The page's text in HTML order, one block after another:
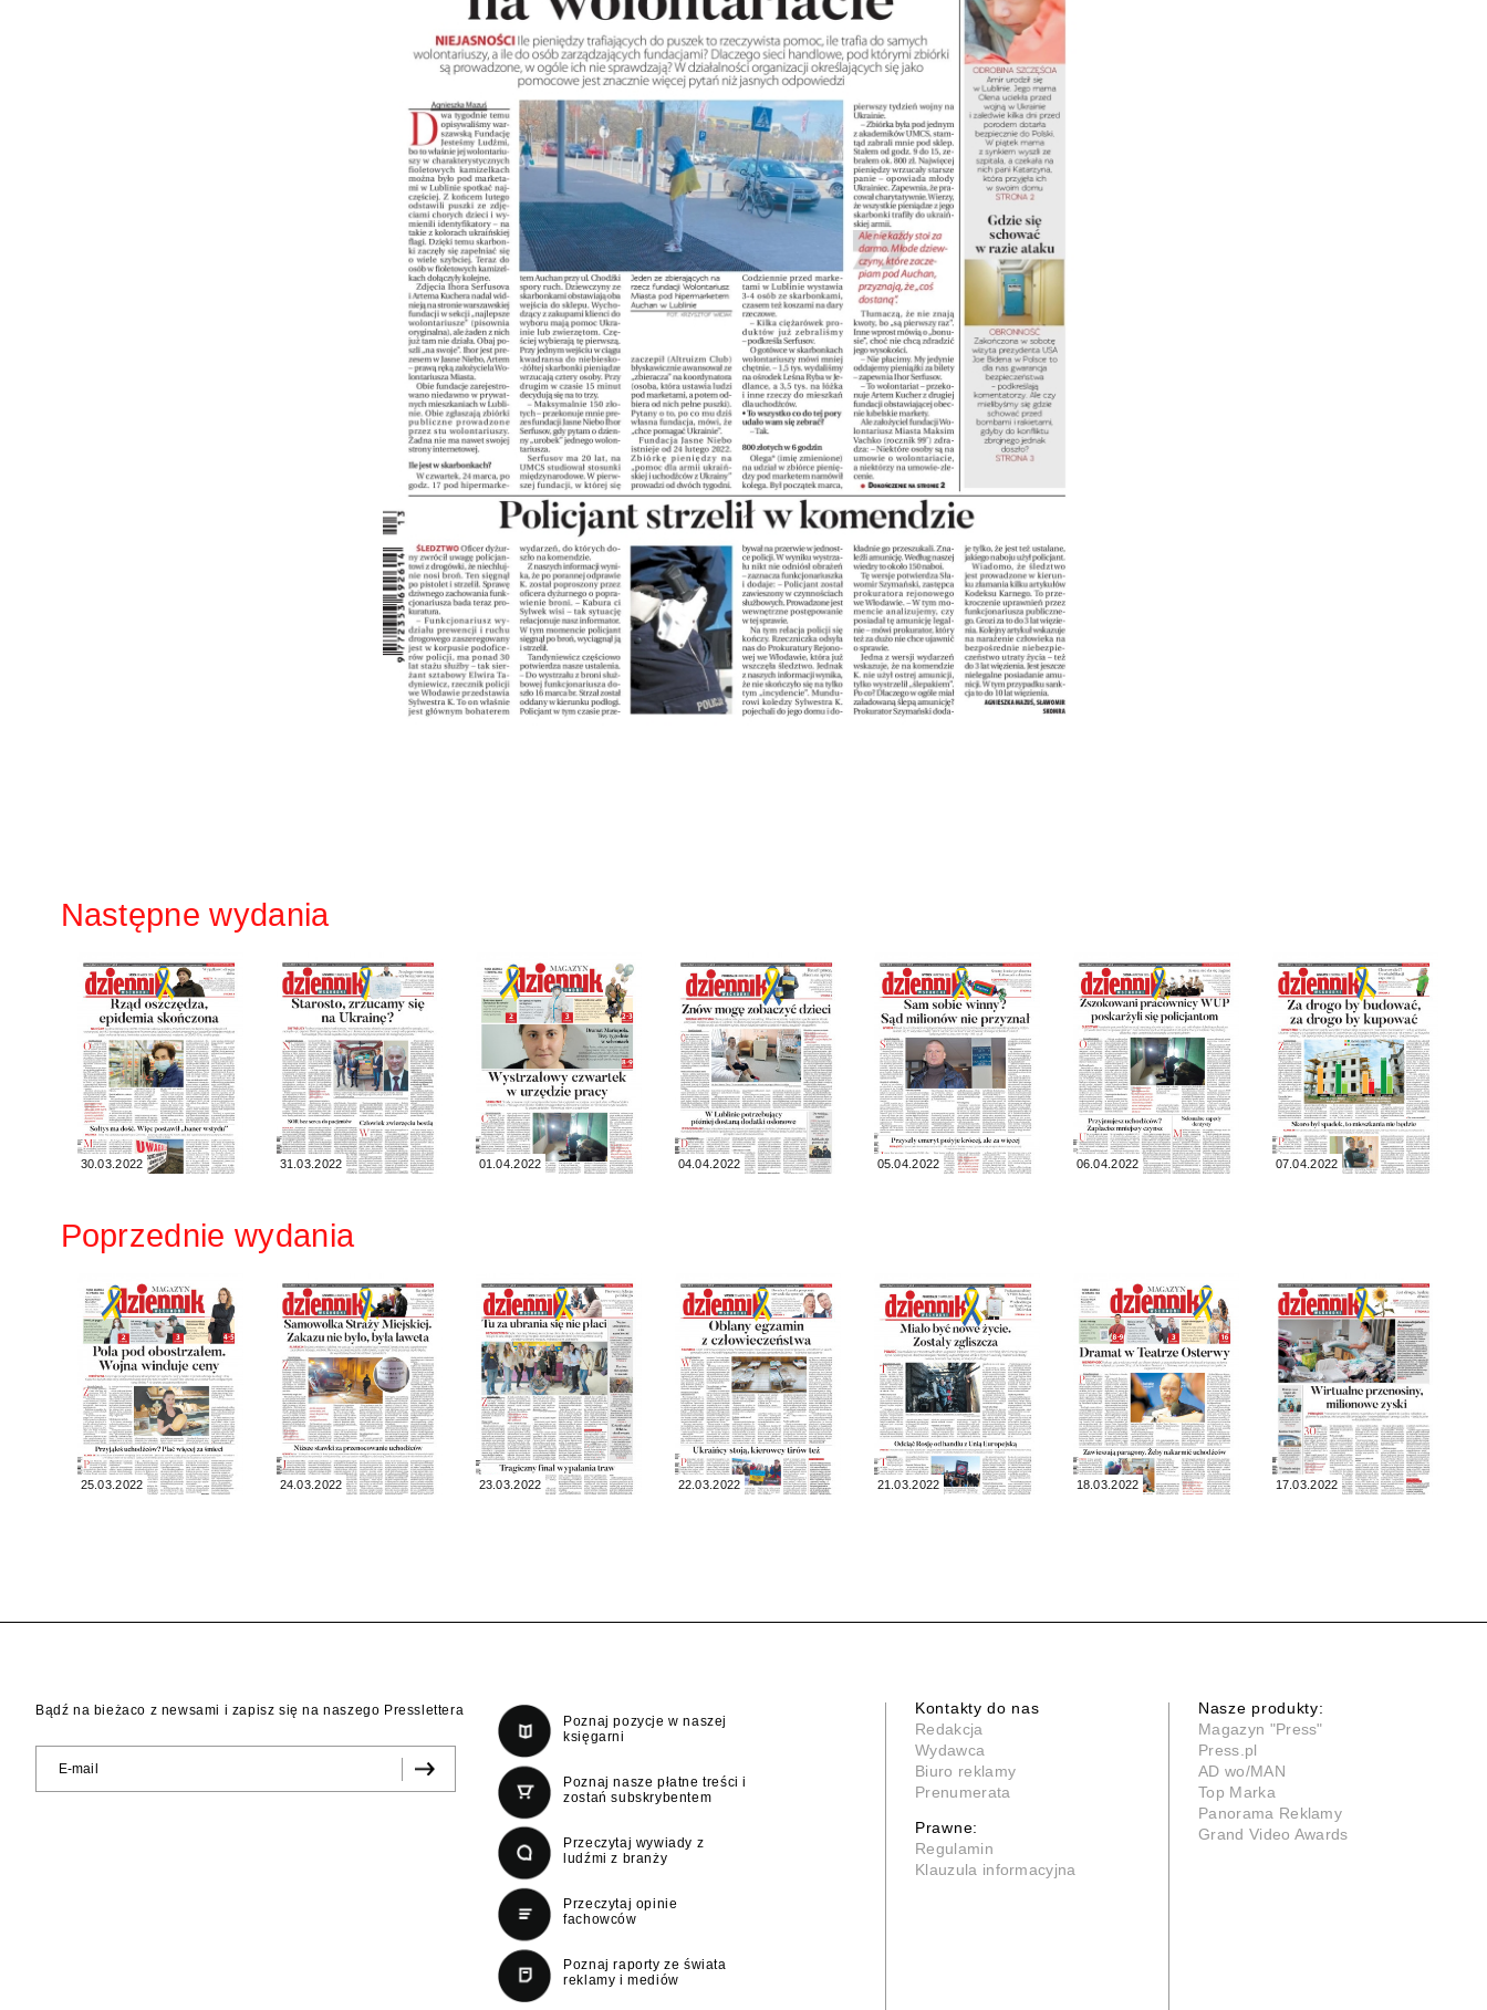
Następne wydania
30.03.2022 31.03.2022 01.04.2022 04.04.2022 05.04.2022 06.04.2022 07.04.2022
Poprzednie wydania
25.03.2022 24.03.2022 23.03.2022 22.03.2022 21.03.2022 18.03.2022 17.03.2022
Bądź na bieżaco z newsami i zapisz się na naszego Presslettera
Poznaj pozycje w naszej
księgarni
Poznaj nasze płatne treści i
zostań subskrybentem
Przeczytaj wywiady z
ludźmi z branży
Przeczytaj opinie
fachowców
Poznaj raporty ze świata
reklamy i mediów
Kontakty do nas
Redakcja
Wydawca
Biuro reklamy
Prenumerata
Prawne:
Regulamin
Klauzula informacyjna
Nasze produkty:
Magazyn "Press"
Press.pl
AD wo/MAN
Top Marka
Panorama Reklamy
Grand Video Awards